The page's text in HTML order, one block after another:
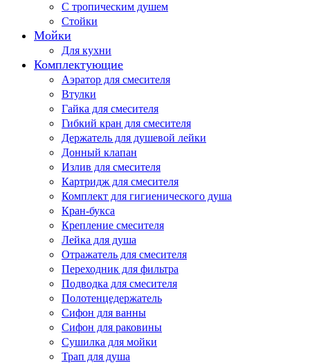
С тропическим душем
Стойки
Мойки
Для кухни
Комплектующие
Аэратор для смесителя
Втулки
Гайка для смесителя
Гибкий кран для смесителя
Держатель для душевой лейки
Донный клапан
Излив для смесителя
Картридж для смесителя
Комплект для гигиенического душа
Кран-букса
Крепление смесителя
Лейка для душа
Отражатель для смесителя
Переходник для фильтра
Подводка для смесителя
Полотенцедержатель
Сифон для ванны
Сифон для раковины
Сушилка для мойки
Трап для душа